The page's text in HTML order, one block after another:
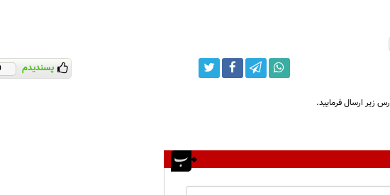
پسندیدم
زیر ارسال فرمایید.